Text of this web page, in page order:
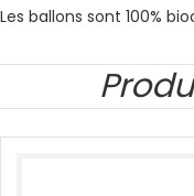
Les ballons sont 100%